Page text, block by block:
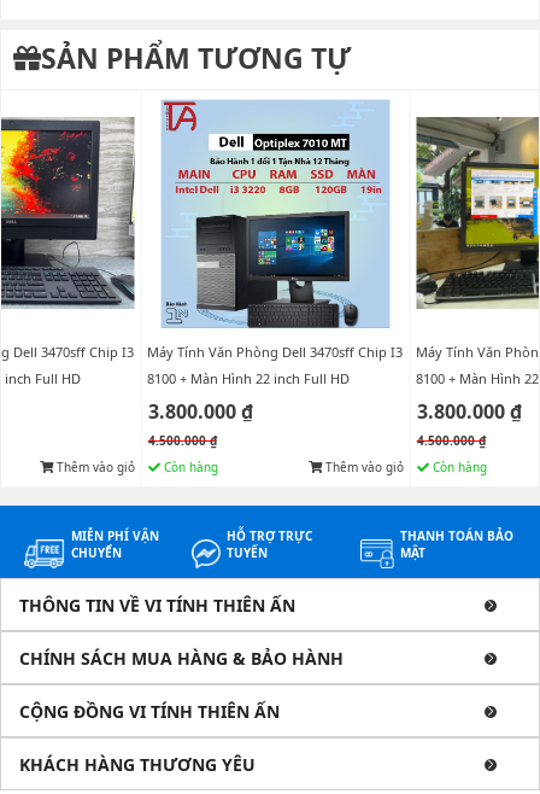
SẢN PHẨM TƯƠNG TỰ
Dell 3470sff Chip I3
inch Full HD
Thêm vào giỏ
Máy Tính Văn Phòng Dell 3470sff Chip I3
8100 + Màn Hình 22 inch Full HD
3.800.000 ₫
4.500.000 ₫
Còn hàng
Thêm vào giỏ
Máy Tính Văn
8100 + Màn Hình
3.800.000 ₫
4.500.000 ₫
Còn hàng
MIỄN PHÍ VẬN
CHUYỂN
HỖ TRỢ TRỰC
TUYẾN
THANH TOÁN BẢO
MẬT
THÔNG TIN VỀ VI TÍNH THIÊN ẤN
CHÍNH SÁCH MUA HÀNG & BẢO HÀNH
CỘNG ĐỒNG VI TÍNH THIÊN ẤN
KHÁCH HÀNG THƯƠNG YÊU